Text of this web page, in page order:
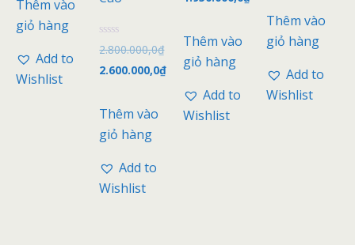
h
n
5
a
Thêm vào
giỏ hàng
Add to
Wishlist
Đ
ư
ợ
c
p
h
n
5
a
2.800.000,0₫
2.600.000,0₫
Thêm vào
giỏ hàng
Add to
Wishlist
c
p
h
n
5
a
Thêm vào
giỏ hàng
Add to
Wishlist
p
h
n
5
a
Thêm vào
giỏ hàng
Add to
Wishlist